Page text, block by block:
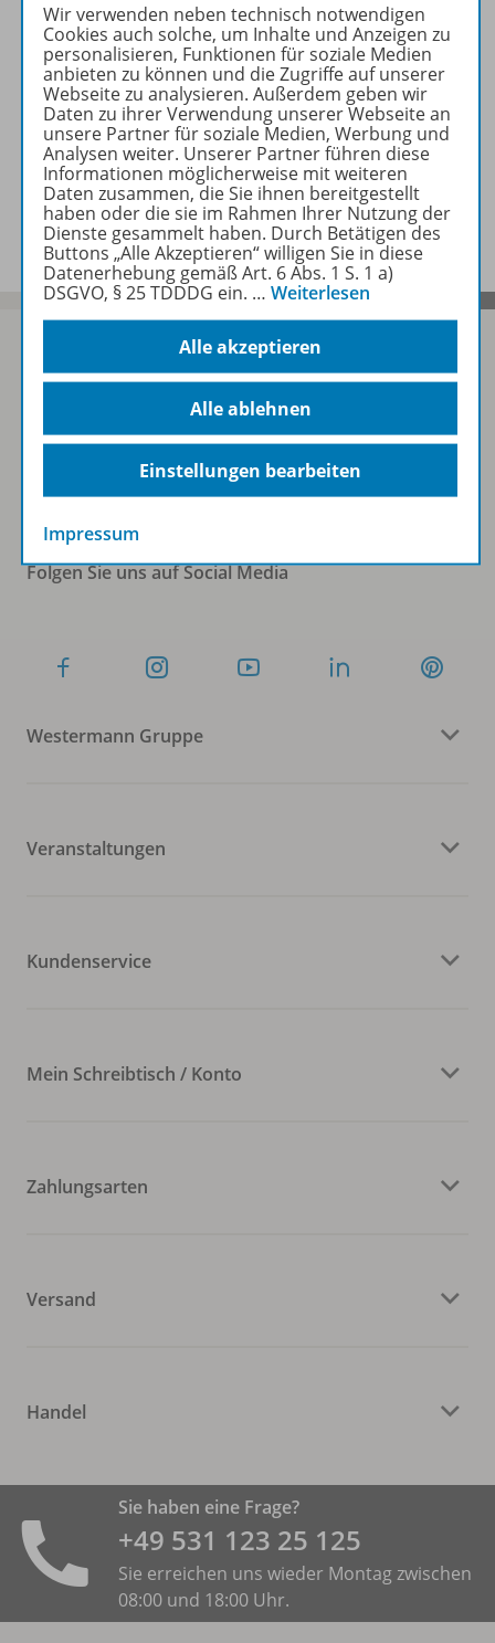
Produktinformationen
Zugehörige Produkte
Benachrichtigungs-Service
Zum Newsletter anmelden
Folgen Sie uns auf Social Media
Westermann Gruppe
Veranstaltungen
Kundenservice
Mein Schreibtisch / Konto
Zahlungsarten
Versand
Handel
Sie haben eine Frage?
+49 531 ­123 25 125
Sie erreichen uns wieder Montag zwischen
08:00 und 18:00 Uhr.
Wir verwenden neben technisch notwendigen
Cookies auch solche, um Inhalte und Anzeigen zu
personalisieren, Funktionen für soziale Medien
anbieten zu können und die Zugriffe auf unserer
Webseite zu analysieren. Außerdem geben wir
Daten zu ihrer Verwendung unserer Webseite an
unsere Partner für soziale Medien, Werbung und
Analysen weiter. Unserer Partner führen diese
Informationen möglicherweise mit weiteren
Daten zusammen, die Sie ihnen bereitgestellt
haben oder die sie im Rahmen Ihrer Nutzung der
Dienste gesammelt haben. Durch Betätigen des
Buttons „Alle Akzeptieren“ willigen Sie in diese
Datenerhebung gemäß Art. 6 Abs. 1 S. 1 a)
DSGVO, § 25 TDDDG ein. … Weiterlesen
Alle akzeptieren
Alle ablehnen
Einstellungen bearbeiten
Impressum